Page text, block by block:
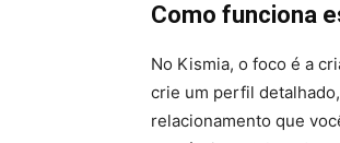
Como funciona
No Kismia, o foco é a
crie um perfil
relacionamento que